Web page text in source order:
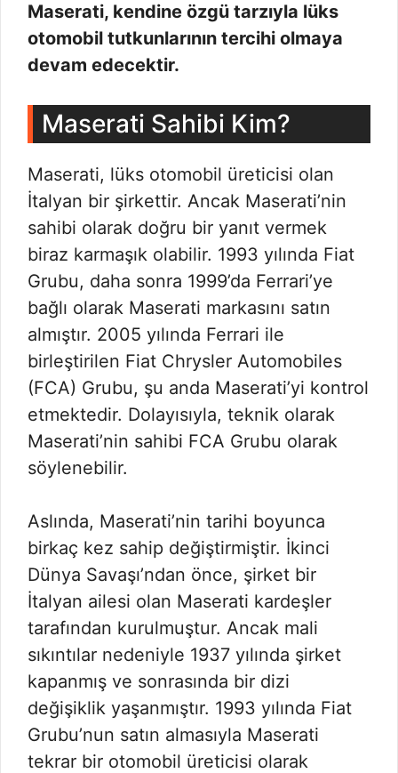
Maserati, kendine özgü tarzıyla lüks
otomobil tutkunlarının tercihi olmaya
devam edecektir.
Maserati Sahibi Kim?
Maserati, lüks otomobil üreticisi olan
İtalyan bir şirkettir. Ancak Maserati’nin
sahibi olarak doğru bir yanıt vermek
biraz karmaşık olabilir. 1993 yılında Fiat
Grubu, daha sonra 1999’da Ferrari’ye
bağlı olarak Maserati markasını satın
almıştır. 2005 yılında Ferrari ile
birleştirilen Fiat Chrysler Automobiles
(FCA) Grubu, şu anda Maserati’yi kontrol
etmektedir. Dolayısıyla, teknik olarak
Maserati’nin sahibi FCA Grubu olarak
söylenebilir.
Aslında, Maserati’nin tarihi boyunca
birkaç kez sahip değiştirmiştir. İkinci
Dünya Savaşı’ndan önce, şirket bir
İtalyan ailesi olan Maserati kardeşler
tarafından kurulmuştur. Ancak mali
sıkıntılar nedeniyle 1937 yılında şirket
kapanmış ve sonrasında bir dizi
değişiklik yaşanmıştır. 1993 yılında Fiat
Grubu’nun satın almasıyla Maserati
tekrar bir otomobil üreticisi olarak